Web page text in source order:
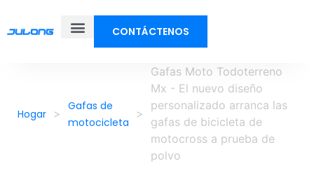
CONTÁCTENOS
Hogar >
Gafas de
motocicleta
>
Gafas Moto Todoterreno
Mx - El nuevo diseño
personalizado arranca las
gafas de bicicleta de
motocross a prueba de
polvo